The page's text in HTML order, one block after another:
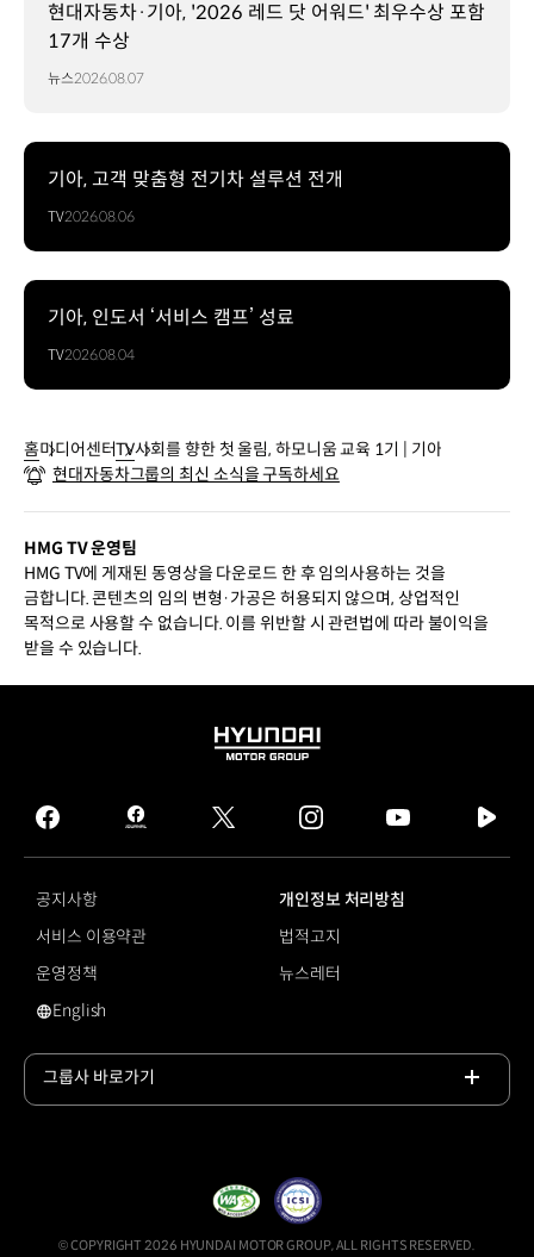
현대자동차·기아, '2026 레드 닷 어워드' 최우수상 포함
17개 수상
뉴스2026.08.07
기아, 고객 맞춤형 전기차 설루션 전개
TV2026.08.06
기아, 인도서 ‘서비스 캠프’ 성료
TV2026.08.04
홈미디어센터TV사회를 향한 첫 울림, 하모니움 교육 1기 | 기아
현대자동차그룹의 최신 소식을 구독하세요
HMG TV 운영팀
HMG TV에 게재된 동영상을 다운로드 한 후 임의사용하는 것을
금합니다. 콘텐츠의 임의 변형·가공은 허용되지 않으며, 상업적인
목적으로 사용할 수 없습니다. 이를 위반할 시 관련법에 따라 불이익을
받을 수 있습니다.
HYUNDAI
GROUP
facebook
hmg
journal
twitter instagram
tv
공지사항
개인정보 처리방침
서비스 이용약관
법적고지
운영정책
뉴스레터
영문 사이트로 이동
English
그룹사 바로가기
© COPYRIGHT 2026 HYUNDAI MOTOR GROUP, ALL RIGHTS RESERVED.